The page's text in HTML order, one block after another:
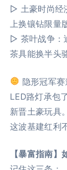
▷ 土豪时尚经
上换镶钻限量
▷ 茶叶战争：
茶具能换半头
隐形冠军
LED路灯承包
新晋土豪玩具
这波基建红利
【暴富指南